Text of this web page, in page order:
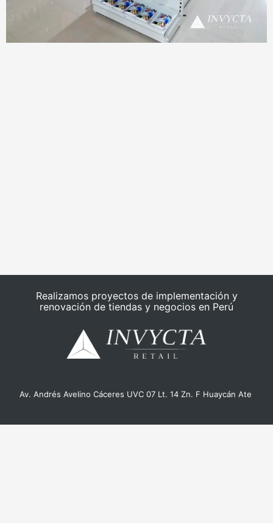
Realizamos proyectos de implementación y
renovación de tiendas y negocios en Perú
Av. Andrés Avelino Cáceres UVC 07 Lt. 14 Zn. F Huaycán Ate